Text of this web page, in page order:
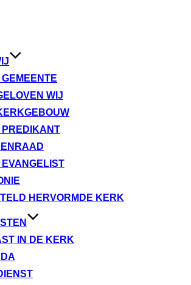
WIJ
PREDIKANT
EVANGELIST
HERVORMDE KERK
IN DE KERK